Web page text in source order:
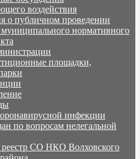
воздействия
о публичном проведении
муниципального нормативного
площадки,
инфекции
по вопросам нелегальной
реестр СО НКО Волховского